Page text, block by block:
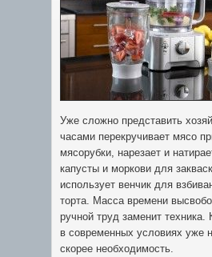
Уже сложно представить
часами перекручивает мясо
мясорубки, нарезает и
капусты и моркови для
использует венчик для
торта. Масса времени
ручной труд заменит техника.
в современных условиях уже
скорее необходимость.